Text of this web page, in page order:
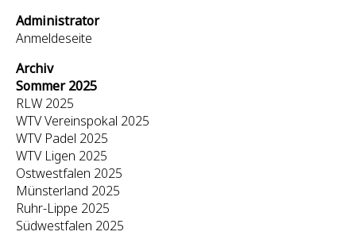
Administrator
Anmeldeseite
Archiv
Sommer 2025
RLW 2025
WTV Vereinspokal 2025
WTV Padel 2025
WTV Ligen 2025
Ostwestfalen 2025
Münsterland 2025
Ruhr-Lippe 2025
Südwestfalen 2025